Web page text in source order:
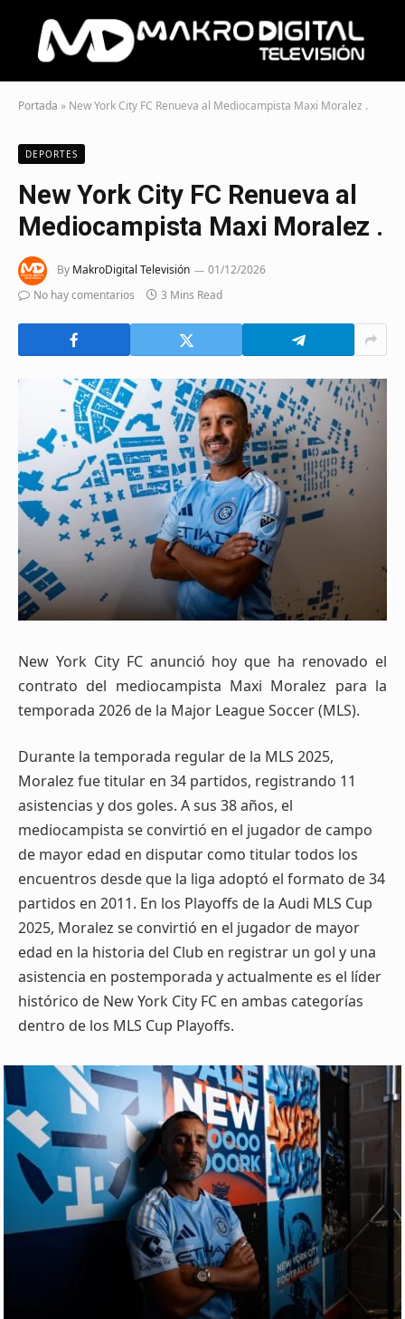
Portada » New York City FC Renueva al Mediocampista Maxi Moralez .
DEPORTES
New York City FC Renueva al
Mediocampista Maxi Moralez .
By MakroDigital Televisión
01/12/2026
No hay comentarios
3 Mins Read
New York City FC anunció hoy que ha renovado el
contrato del mediocampista Maxi Moralez para la
temporada 2026 de la Major League Soccer (MLS).
Durante la temporada regular de la MLS 2025,
Moralez fue titular en 34 partidos, registrando 11
asistencias y dos goles. A sus 38 años, el
mediocampista se convirtió en el jugador de campo
de mayor edad en disputar como titular todos los
encuentros desde que la liga adoptó el formato de 34
partidos en 2011. En los Playoffs de la Audi MLS Cup
2025, Moralez se convirtió en el jugador de mayor
edad en la historia del Club en registrar un gol y una
asistencia en postemporada y actualmente es el líder
histórico de New York City FC en ambas categorías
dentro de los MLS Cup Playoffs.